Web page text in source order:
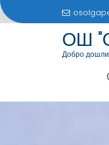
S
k
ОШ
Добро